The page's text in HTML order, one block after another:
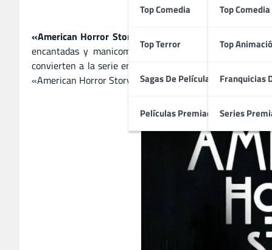
Top Comedia
Top Terror
Sagas De Películas
Películas Premiadas
Top Comedia
Top
Franquicias
Series
«American Horror Story»
es una serie antológica que
encantadas y manicomios hasta circos malditos,
convierten a la serie en una experiencia perturbadora y
«American Horror Story» es una propuesta